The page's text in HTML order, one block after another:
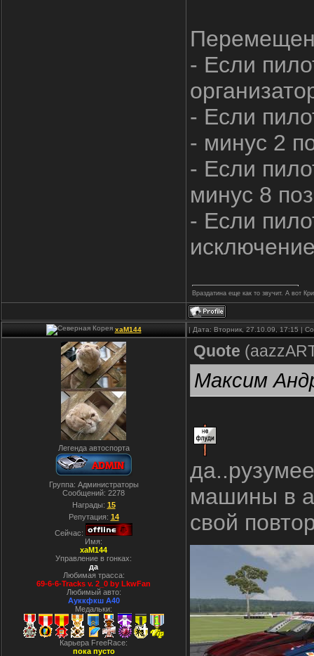
- Если
- Если
- минус 2
- Если
минус 8
- Если
Враздатина еще как то звучит. А вот
xaM144 | Дата: Вторник, 27.10.09, 17:15 |
Легенда автоспорта
Группа: Администраторы
Сообщений: 2278
Награды: 15
Репутация: 14
Сейчас:
Имя:
xaM144
Управление в гонках:
да
Любимая трасса:
69-6-6-Tracks v. 2_0 by LkwFan
Любимый авто:
Ауккфкш А40
Медальки:
Карьера FreeRace:
пока пусто
Quote (
Максим
машины в
свой